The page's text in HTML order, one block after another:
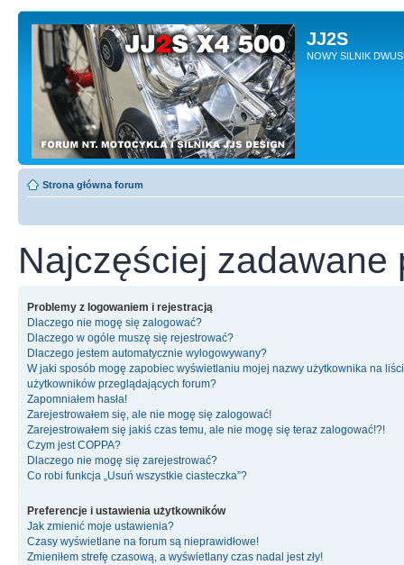
JJ2S
NOWY SILNIK
Strona główna forum
Najczęściej zadawane
Problemy z logowaniem i rejestracją
Dlaczego nie mogę się zalogować?
Dlaczego w ogóle muszę się rejestrować?
Dlaczego jestem automatycznie wylogowywany?
W jaki sposób mogę zapobiec wyświetlaniu mojej nazwy użytkownika na
użytkowników przeglądających forum?
Zapomniałem hasła!
Zarejestrowałem się, ale nie mogę się zalogować!
Zarejestrowałem się jakiś czas temu, ale nie mogę się teraz zalogować!?!
Czym jest COPPA?
Dlaczego nie mogę się zarejestrować?
Co robi funkcja „Usuń wszystkie ciasteczka”?
Preferencje i ustawienia użytkowników
Jak zmienić moje ustawienia?
Czasy wyświetlane na forum są nieprawidłowe!
Zmieniłem strefę czasową, a wyświetlany czas nadal jest zły!